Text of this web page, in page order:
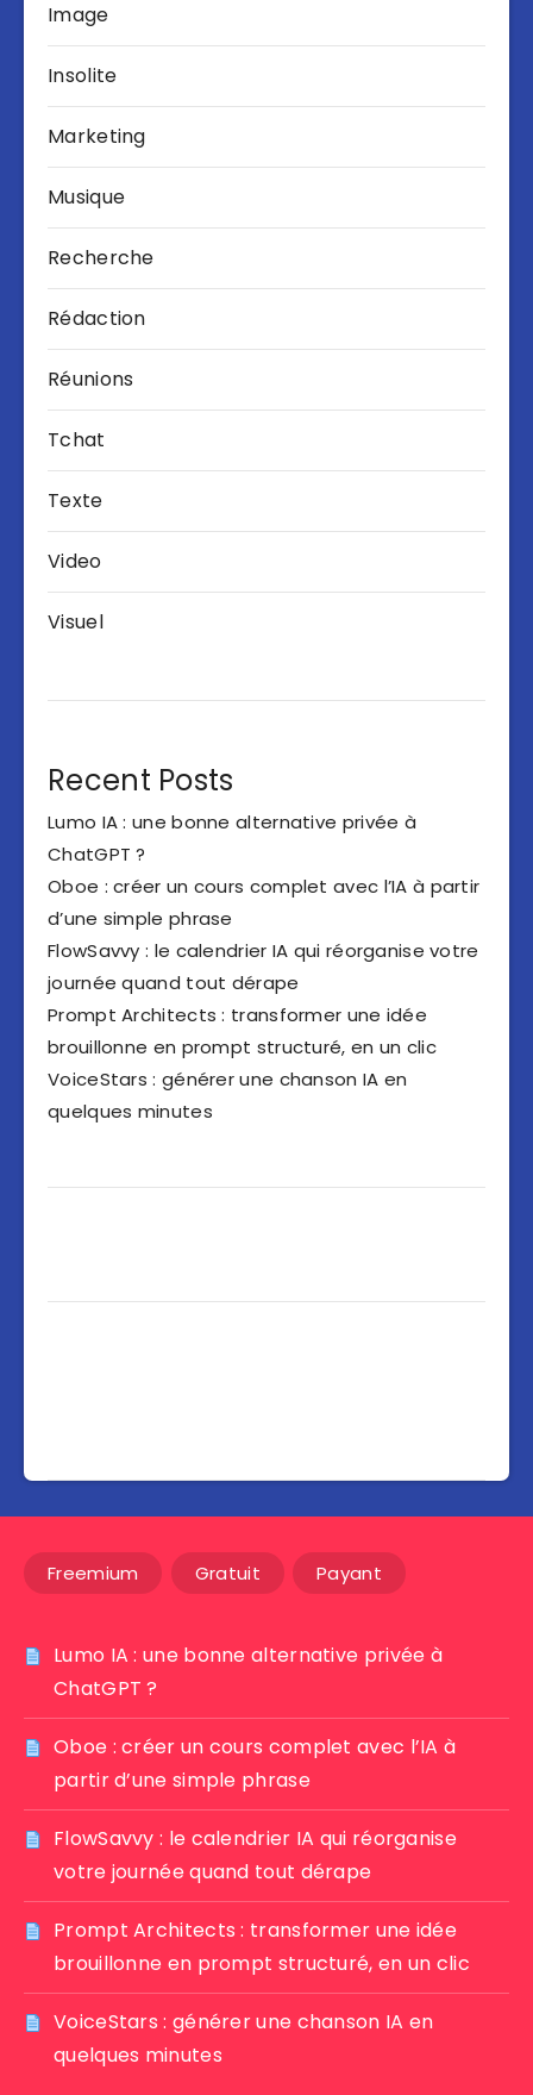
Image
Insolite
Marketing
Musique
Recherche
Rédaction
Réunions
Tchat
Texte
Video
Visuel
Recent Posts
Lumo IA : une bonne alternative privée à
ChatGPT ?
Oboe : créer un cours complet avec l’IA à partir
d’une simple phrase
FlowSavvy : le calendrier IA qui réorganise votre
journée quand tout dérape
Prompt Architects : transformer une idée
brouillonne en prompt structuré, en un clic
VoiceStars : générer une chanson IA en
quelques minutes
Freemium Gratuit Payant
Lumo IA : une bonne alternative privée à
ChatGPT ?
Oboe : créer un cours complet avec l’IA à
partir d’une simple phrase
FlowSavvy : le calendrier IA qui réorganise
votre journée quand tout dérape
Prompt Architects : transformer une idée
brouillonne en prompt structuré, en un clic
VoiceStars : générer une chanson IA en
quelques minutes